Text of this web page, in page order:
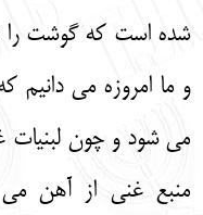
شده است که گوشت را
و ما امروزه می‌
می‌ شود و چون
منبع غنی از آهن می‌